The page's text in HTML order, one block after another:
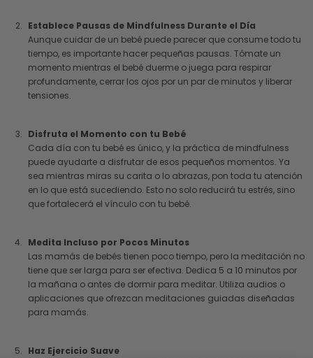
Establece Pausas de Mindfulness Durante el Día
Aunque cuidar de un bebé puede parecer que consume todo tu
tiempo, es importante hacer pequeñas pausas. Tómate un
momento mientras el bebé duerme o juega para respirar
profundamente, cerrar los ojos por un par de minutos y liberar
tensiones.
Disfruta el Momento con tu Bebé
Cada día con tu bebé es único, y la práctica de mindfulness
puede ayudarte a disfrutar de esos pequeños momentos. Ya
sea mientras miras su carita o lo abrazas, pon toda tu atención
en lo que está sucediendo. Esto no solo reducirá tu estrés, sino
que fortalecerá el vínculo con tu bebé.
Medita Incluso por Pocos Minutos
Las mamás de bebés tienen poco tiempo, pero la meditación no
tiene que ser larga para ser efectiva. Dedica 5 a 10 minutos por
la mañana o antes de dormir para meditar. Utiliza audios o
aplicaciones que ofrezcan meditaciones guiadas diseñadas
para mamás.
Haz Ejercicio Suave